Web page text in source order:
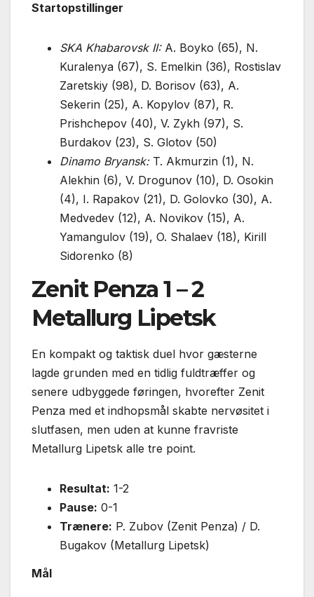
Startopstillinger
SKA Khabarovsk II:A. Boyko (65), N.
Kuralenya (67), S. Emelkin (36), Rostislav
Zaretskiy (98), D. Borisov (63), A.
Sekerin (25), A. Kopylov (87), R.
Prishchepov (40), V. Zykh (97), S.
Burdakov (23), S. Glotov (50)
Dinamo Bryansk:T. Akmurzin (1), N.
Alekhin (6), V. Drogunov (10), D. Osokin
(4), I. Rapakov (21), D. Golovko (30), A.
Medvedev (12), A. Novikov (15), A.
Yamangulov (19), O. Shalaev (18), Kirill
Sidorenko (8)
Zenit Penza 1 – 2
Metallurg Lipetsk
En kompakt og taktisk duel hvor gæsterne
lagde grunden med en tidlig fuldtræffer og
senere udbyggede føringen, hvorefter Zenit
Penza med et indhopsmål skabte nervøsitet i
slutfasen, men uden at kunne fravriste
Metallurg Lipetsk alle tre point.
Resultat: 1-2
Pause: 0-1
Trænere: P. Zubov (Zenit Penza) / D.
Bugakov (Metallurg Lipetsk)
Mål